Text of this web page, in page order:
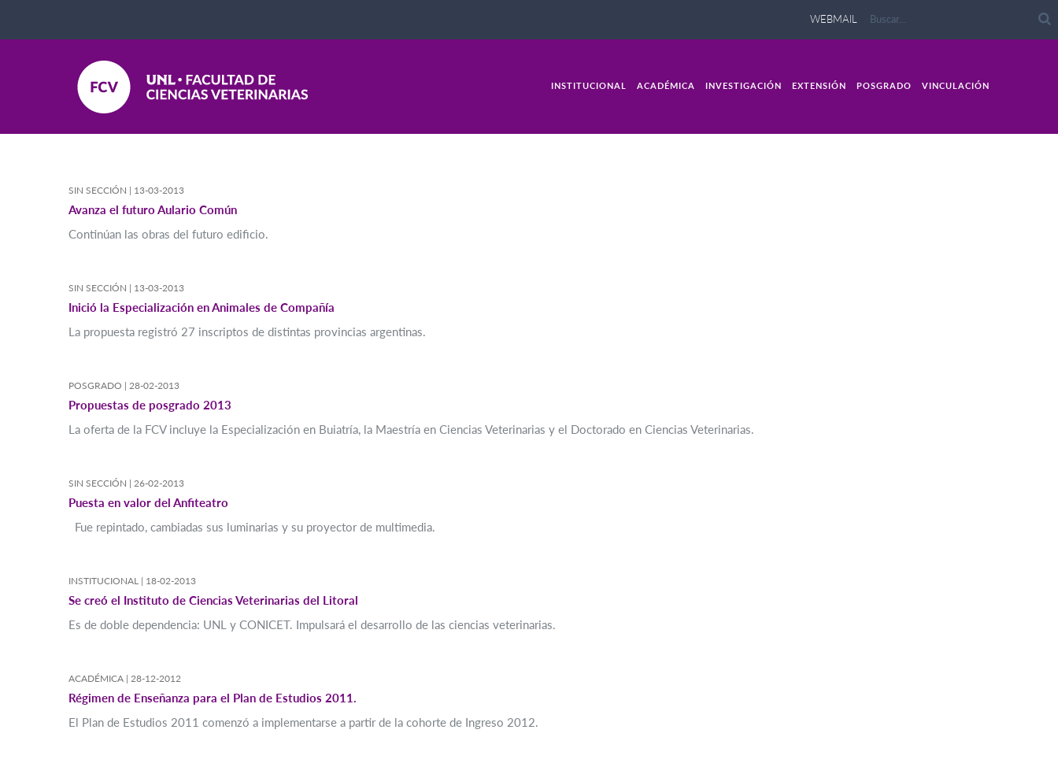
WEBMAIL
INSTITUCIONAL ACADÉMICA INVESTIGACIÓN EXTENSIÓN POSGRADO VINCULACIÓN
SIN SECCIÓN | 13-03-2013
Avanza el futuro Aulario Común
Continúan las obras del futuro edificio.
SIN SECCIÓN | 13-03-2013
Inició la Especialización en Animales de Compañía
La propuesta registró 27 inscriptos de distintas provincias argentinas.
POSGRADO | 28-02-2013
Propuestas de posgrado 2013
La oferta de la FCV incluye la Especialización en Buiatría, la Maestría en Ciencias Veterinarias y el Doctorado en Ciencias Veterinarias.
SIN SECCIÓN | 26-02-2013
Puesta en valor del Anfiteatro
Fue repintado, cambiadas sus luminarias y su proyector de multimedia.
INSTITUCIONAL | 18-02-2013
Se creó el Instituto de Ciencias Veterinarias del Litoral
Es de doble dependencia: UNL y CONICET. Impulsará el desarrollo de las ciencias veterinarias.
ACADÉMICA | 28-12-2012
Régimen de Enseñanza para el Plan de Estudios 2011.
El Plan de Estudios 2011 comenzó a implementarse a partir de la cohorte de Ingreso 2012.